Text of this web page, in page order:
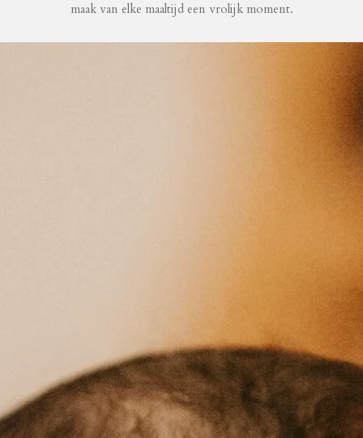
maak van elke maaltijd een vrolijk moment.